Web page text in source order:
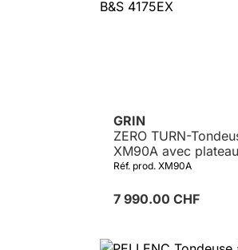
GRIN
ZERO TURN-
XM90A avec
coupe 90cm GRIN
Réf. prod. XM90A
7 990.00 CHF
Détails